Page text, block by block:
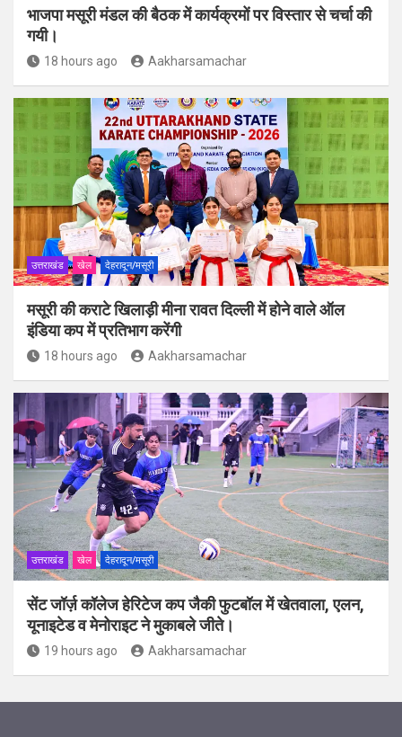
भाजपा मसूरी मंडल की बैठक में कार्यक्रमों पर विस्तार से चर्चा की
गयी।
18 hours ago Aakharsamachar
उत्तराखंड खेल देहरादून/मसूरी
मसूरी की कराटे खिलाड़ी मीना रावत दिल्ली में होने वाले ऑल
इंडिया कप में प्रतिभाग करेंगी
18 hours ago Aakharsamachar
उत्तराखंड खेल देहरादून/मसूरी
सेंट जॉर्ज़ कॉलेज हेरिटेज कप जैकी फुटबॉल में खेतवाला, एलन,
यूनाइटेड व मेनोराइट ने मुकाबले जीते।
19 hours ago Aakharsamachar